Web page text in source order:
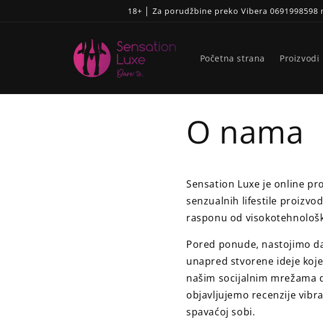
18+ │ Za porudžbine preko Vibera
Početna strana Proizvodi
O nama
Sensation Luxe je online
senzualnih lifestile
rasponu od
Pored ponude, nastojimo
unapred stvorene ideje
našim socijalnim mrežama
objavljujemo recenzije
spavaćoj sobi.